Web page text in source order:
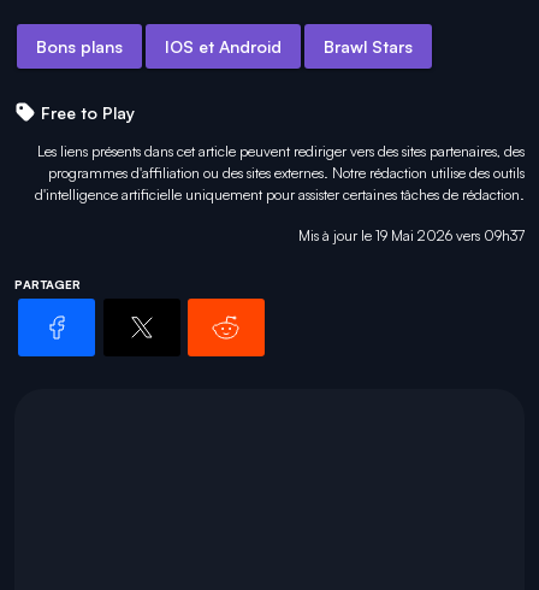
Bons plans IOS et Android Brawl Stars
Free to Play
Les liens présents dans cet article peuvent rediriger vers des sites partenaires, des
programmes d'affiliation ou des sites externes. Notre rédaction utilise des outils
d'intelligence artificielle uniquement pourassister certaines tâches de rédaction.
Mis à jour le 19 Mai 2026 vers 09h37
PARTAGER